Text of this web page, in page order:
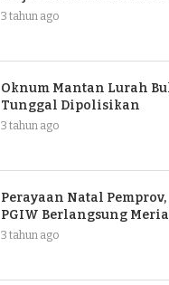
3 tahun ago
Oknum Mantan Lurah
Tunggal Dipolisikan
3 tahun ago
Perayaan Natal Pemprov,
PGIW Berlangsung
3 tahun ago